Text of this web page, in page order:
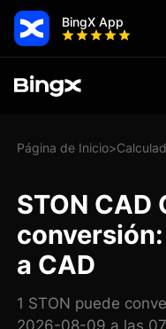
BingX App
Página de Inicio>
STON
a CAD
1 STON puede